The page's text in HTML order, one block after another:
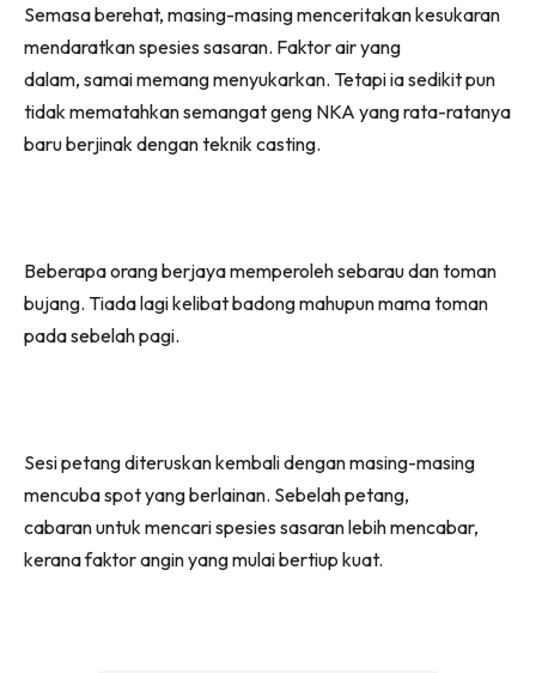
Semasa berehat, masing-masing menceritakan kesukaran
mendaratkan spesies sasaran. Faktor air yang
dalam, samai memang menyukarkan. Tetapi ia sedikit pun
tidak mematahkan semangat geng NKA yang rata-ratanya
baru berjinak dengan teknik casting.
Beberapa orang berjaya memperoleh sebarau dan toman
bujang. Tiada lagi kelibat badong mahupun mama toman
pada sebelah pagi.
Sesi petang diteruskan kembali dengan masing-masing
mencuba spot yang berlainan. Sebelah petang,
cabaran untuk mencari spesies sasaran lebih mencabar,
kerana faktor angin yang mulai bertiup kuat.